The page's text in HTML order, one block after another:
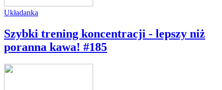
Układanka
Szybki trening koncentracji - lepszy niż
poranna kawa! #185